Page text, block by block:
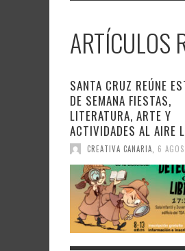
ARTÍCULOS
SANTA CRUZ REÚNE
DE SEMANA FIESTAS,
LITERATURA, ARTE Y
ACTIVIDADES AL AIRE
CREATIVA CANARIA 6